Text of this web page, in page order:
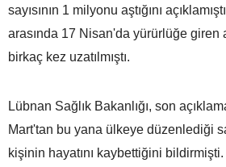
sayısının 1 milyonu aştığını
arasında 17 Nisan'da yürürlüğe giren
birkaç kez uzatılmıştı.
Lübnan Sağlık Bakanlığı, son
Mart'tan bu yana ülkeye düzenlediği
kişinin hayatını kaybettiğini bildirmişti.